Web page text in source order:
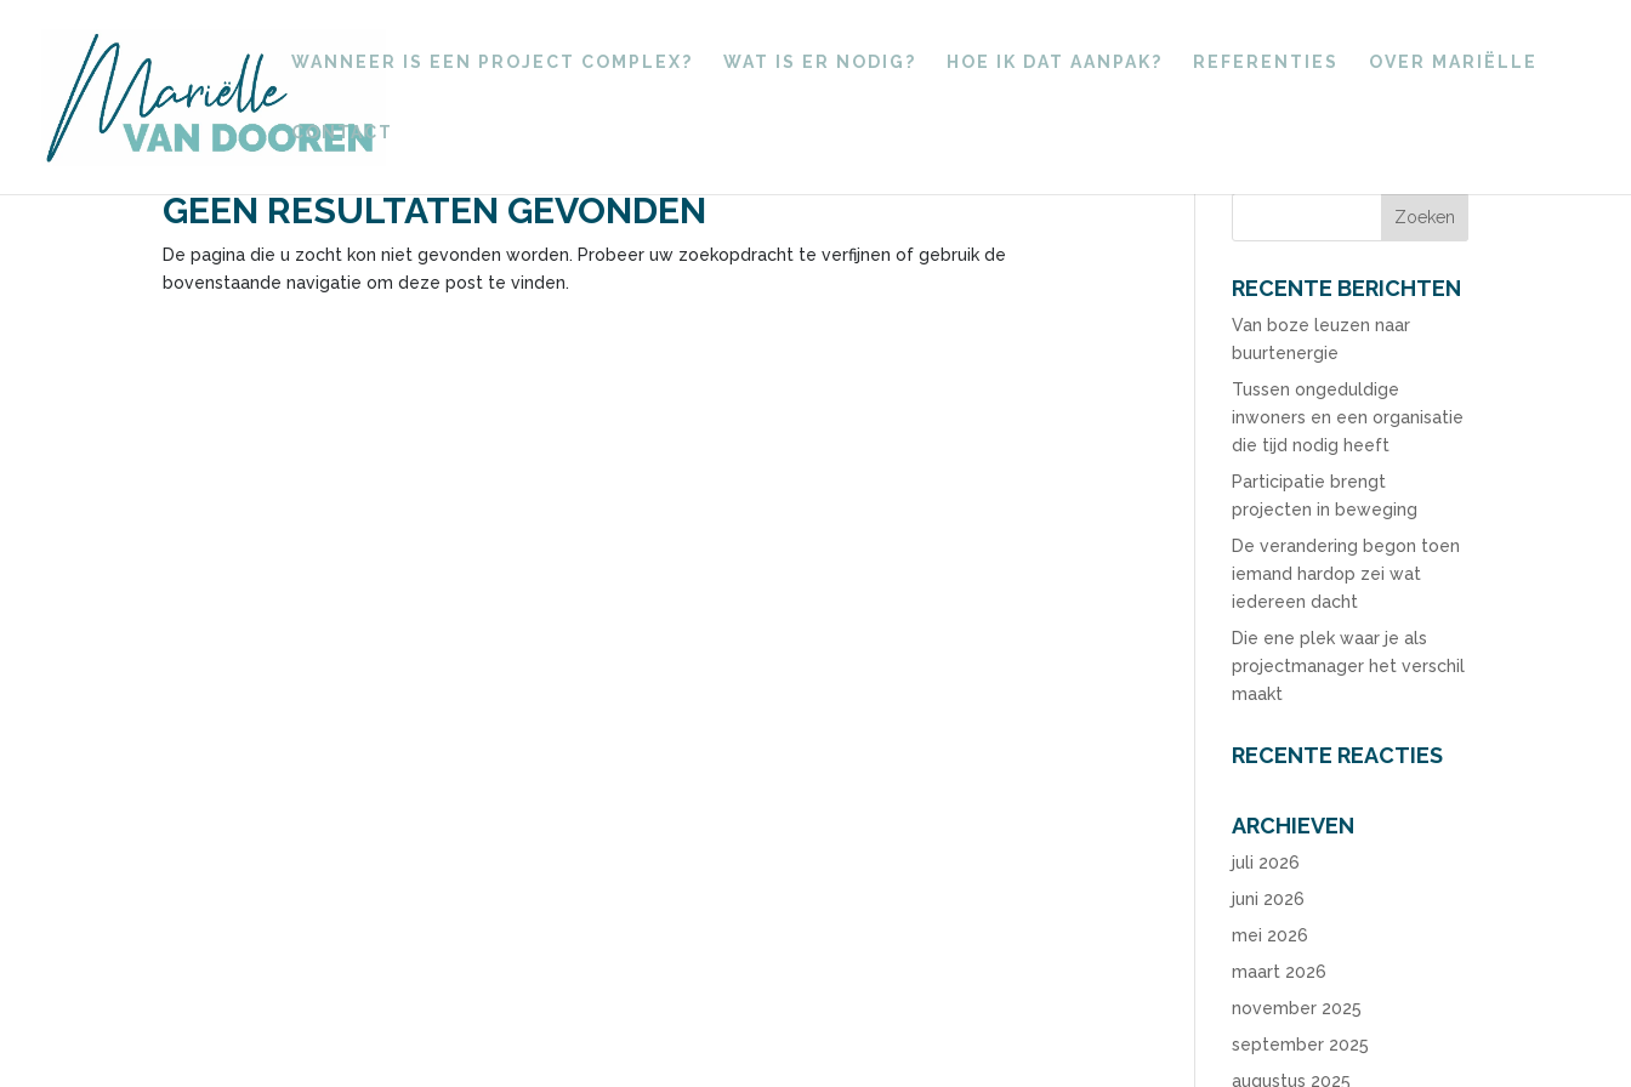
WANNEER IS EEN PROJECT COMPLEX? WAT IS ER NODIG? HOE IK DAT AANPAK? REFERENTIES OVER MARIËLLE
CONTACT
GEEN RESULTATEN GEVONDEN
De pagina die u zocht kon niet gevonden worden. Probeer uw zoekopdracht te verfijnen of gebruik de
bovenstaande navigatie om deze post te vinden.
RECENTE BERICHTEN
Van boze leuzen naar
buurtenergie
Tussen ongeduldige
inwoners en een organisatie
die tijd nodig heeft
Participatie brengt
projecten in beweging
De verandering begon toen
iemand hardop zei wat
iedereen dacht
Die ene plek waar je als
projectmanager het verschil
maakt
RECENTE REACTIES
ARCHIEVEN
juli 2026
juni 2026
mei 2026
maart 2026
november 2025
september 2025
augustus 2025